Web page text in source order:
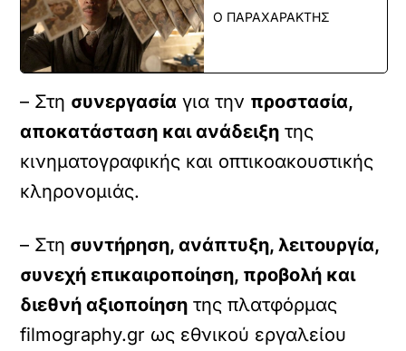
Ο ΠΑΡΑΧΑΡΑΚΤΗΣ
– Στη συνεργασία για την προστασία,
αποκατάσταση και ανάδειξη της
κινηματογραφικής και οπτικοακουστικής
κληρονομιάς.
– Στη συντήρηση, ανάπτυξη, λειτουργία,
συνεχή επικαιροποίηση, προβολή και
διεθνή αξιοποίηση της πλατφόρμας
filmography.gr ως εθνικού εργαλείου